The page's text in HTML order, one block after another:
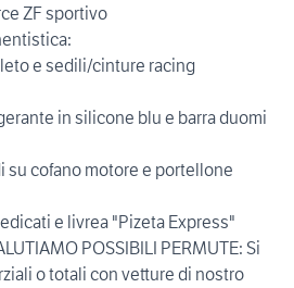
ZF sportivo
e sedili/cinture racing
in silicone blu e barra duomi
su cofano motore e portellone
e livrea "Pizeta Express"
POSSIBILI PERMUTE: Si
o totali con vetture di nostro